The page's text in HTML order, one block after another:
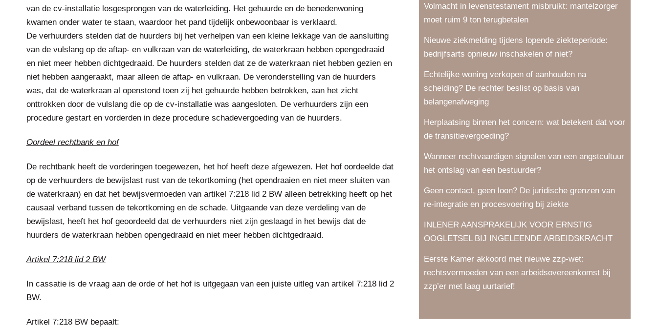
van de cv-installatie losgesprongen van de waterleiding. Het gehuurde en de benedenwoning
kwamen onder water te staan, waardoor het pand tijdelijk onbewoonbaar is verklaard.
De verhuurders stelden dat de huurders bij het verhelpen van een kleine lekkage van de aansluiting
van de vulslang op de aftap- en vulkraan van de waterleiding, de waterkraan hebben opengedraaid
en niet meer hebben dichtgedraaid. De huurders stelden dat ze de waterkraan niet hebben gezien en
niet hebben aangeraakt, maar alleen de aftap- en vulkraan. De veronderstelling van de huurders
was, dat de waterkraan al openstond toen zij het gehuurde hebben betrokken, aan het zicht
onttrokken door de vulslang die op de cv-installatie was aangesloten. De verhuurders zijn een
procedure gestart en vorderden in deze procedure schadevergoeding van de huurders.
Oordeel rechtbank en hof
De rechtbank heeft de vorderingen toegewezen, het hof heeft deze afgewezen. Het hof oordeelde dat
op de verhuurders de bewijslast rust van de tekortkoming (het opendraaien en niet meer sluiten van
de waterkraan) en dat het bewijsvermoeden van artikel 7:218 lid 2 BW alleen betrekking heeft op het
causaal verband tussen de tekortkoming en de schade. Uitgaande van deze verdeling van de
bewijslast, heeft het hof geoordeeld dat de verhuurders niet zijn geslaagd in het bewijs dat de
huurders de waterkraan hebben opengedraaid en niet meer hebben dichtgedraaid.
Artikel 7:218 lid 2 BW
In cassatie is de vraag aan de orde of het hof is uitgegaan van een juiste uitleg van artikel 7:218 lid 2
BW.
Artikel 7:218 BW bepaalt:
Volmacht in levenstestament misbruikt: mantelzorger
moet ruim 9 ton terugbetalen
Nieuwe ziekmelding tijdens lopende ziekteperiode:
bedrijfsarts opnieuw inschakelen of niet?
Echtelijke woning verkopen of aanhouden na
scheiding? De rechter beslist op basis van
belangenafweging
Herplaatsing binnen het concern: wat betekent dat voor
de transitievergoeding?
Wanneer rechtvaardigen signalen van een angstcultuur
het ontslag van een bestuurder?
Geen contact, geen loon? De juridische grenzen van
re-integratie en procesvoering bij ziekte
INLENER AANSPRAKELIJK VOOR ERNSTIG
OOGLETSEL BIJ INGELEENDE ARBEIDSKRACHT
Eerste Kamer akkoord met nieuwe zzp-wet:
rechtsvermoeden van een arbeidsovereenkomst bij
zzp’er met laag uurtarief!